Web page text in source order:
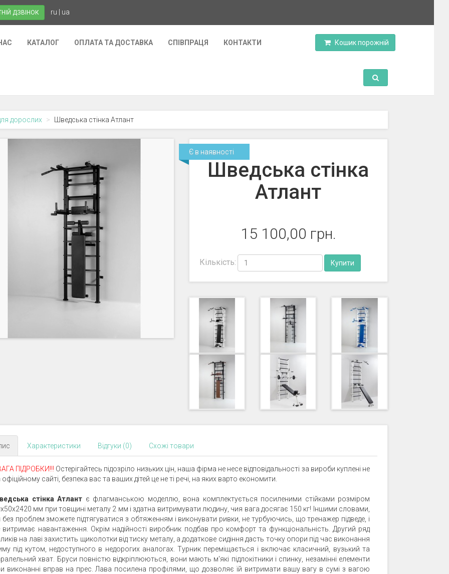
ДЗВІНОК ru ua
КАТАЛОГ ОПЛАТА ТА ДОСТАВКА СПІВПРАЦЯ КОНТАКТИ Кошик порожній
Toggle Search
дорослих Шведська стінка Атлант
Шведська стінка
Атлант
15 100,00 грн.
Кількість:
Є в наявності
Характеристики Відгуки (0) Схожі товари
ПІДРОБКИ!!! Остерігайтесь підозріло низьких цін, наша фірма не несе відповідальності за вироби куплені не
офіційному сайті, безпека вас та ваших дітей це не ті речі, на яких варто економити.
стінка Атлант є флагманською моделлю, вона комплектується посиленими стійками розміром
мм при товщині металу 2 мм і здатна витримувати людину, чия вага досягає 150 кг! Іншими словами,
без проблем зможете підтягуватися з обтяженням і виконувати ривки, не турбуючись, що тренажер підведе, і
витримає навантаження. Окрім надійності виробник подбав про комфорт та функціональність. Другий ряд
на лаві захистить щиколотки від тиску металу, а додаткове сидіння дасть точку опори під час виконання
під кутом, недоступного в недорогих аналогах. Турник переміщається і включає класичний, вузький та
хват. Бруси повністю відкріплюються, вони мають м'які підлокітники і спинку, незамінні елементи
виконанні вправ на прес. Лава посилена профілями, що дозволяє їй витримати вашу вагу в сумі з вагою